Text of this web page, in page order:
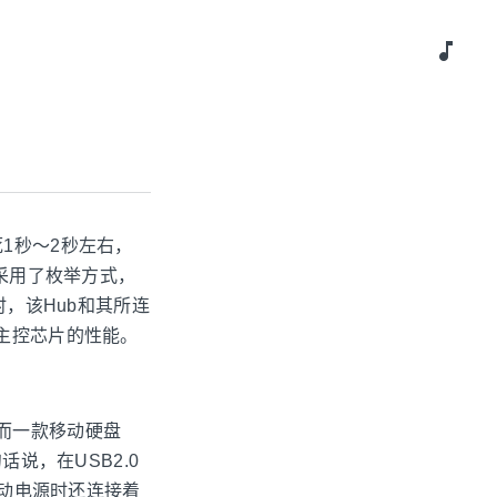
music_note
秒～2秒左右，
了枚举方式，
，该Hub和其所连
芯片的性能。
一款移动硬盘
说，在USB2.0
电源时还连接着